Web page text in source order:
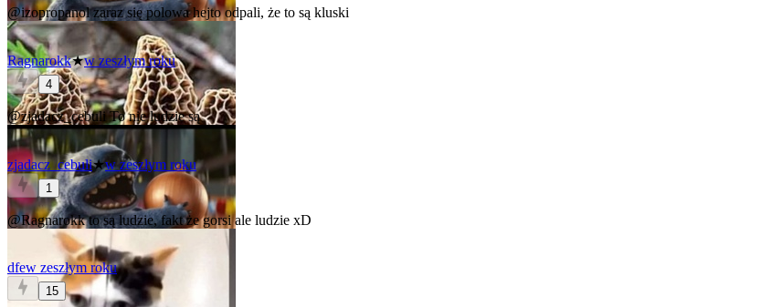
@izopropanolzaraz się polowa hejto odpali, że to są kluski
Ragnarokk★w zeszłym roku
4
@zjadacz_cebuliTo nie ludzie są
zjadacz_cebuli★w zeszłym roku
1
@Ragnarokkto są ludzie, fakt że gorsi ale ludzie xD
dfew zeszłym roku
15